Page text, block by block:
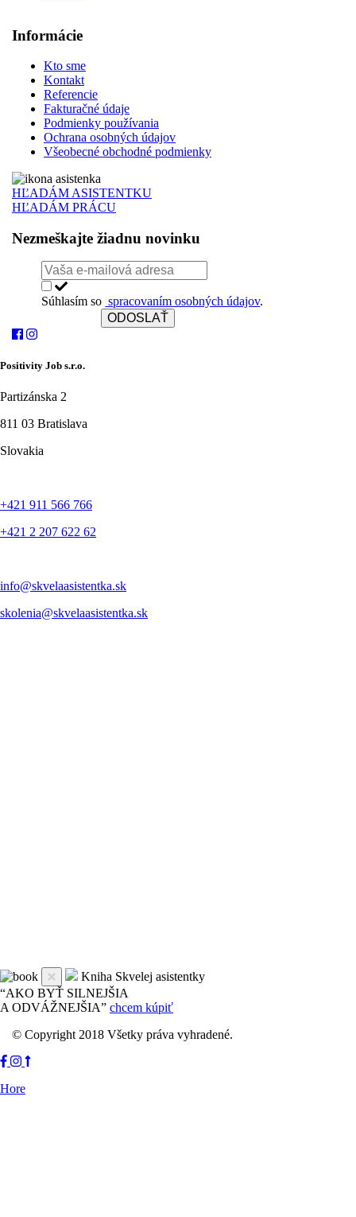
Informácie
Kto sme
Kontakt
Referencie
Fakturačné údaje
Podmienky používania
Ochrana osobných údajov
Všeobecné obchodné podmienky
HĽADÁM ASISTENTKU
HĽADÁM PRÁCU
Nezmeškajte žiadnu novinku
Súhlasím so spracovaním osobných údajov.
ODOSLAŤ
Positivity Job s.r.o.
Partizánska 2
811 03 Bratislava
Slovakia
+421 911 566 766
+421 2 207 622 62
info@skvelaasistentka.sk
skolenia@skvelaasistentka.sk
Kniha Skvelej asistentky
“AKO BYŤ SILNEJŠIA
A ODVÁŽNEJŠIA” chcem kúpiť
© Copyright 2018 Všetky práva vyhradené.
Hore